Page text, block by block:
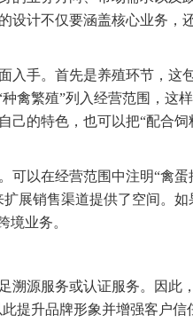
设计不仅要涵盖核心业务，
入手。首先是养殖环节，这
禽繁殖”列入经营范围，这
己的特色，也可以把“配合饲
以在经营范围中注明“禽蛋
展销售渠道提供了空间。如
境业务。
溯源服务或认证服务。因此
提升品牌形象并增强客户信